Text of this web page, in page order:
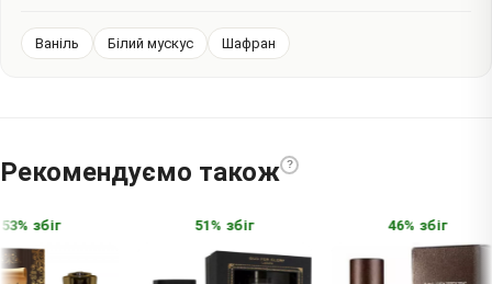
Ваніль Білий мускус Шафран
Рекомендуємо також ?
збіг 51% збіг 46% збіг